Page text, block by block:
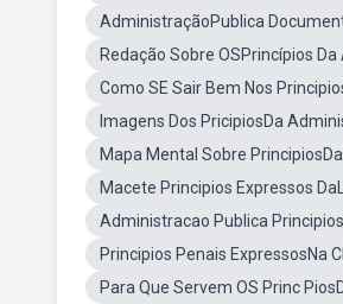
AdministraçãoPublica
Redação Sobre OSPrincípios
Como SE Sair Bem Nos
Imagens Dos PricipiosDa
Mapa Mental Sobre
Macete Principios Expressos
Administracao Publica
Principios Penais ExpressosNa
Para Que Servem OS Princ